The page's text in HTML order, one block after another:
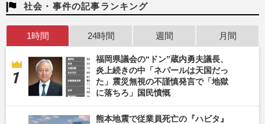
社会・事件の記事ランキング
1時間 24時間 週間 月間
福岡県議会の“ドン”蔵内勇夫議長、
炎上続きの中「ネパールは天国だっ
た」震災無視の不謹慎発言で「地獄
に落ちろ」国民憤慨
熊本地震で従業員死亡の『ハビタ』